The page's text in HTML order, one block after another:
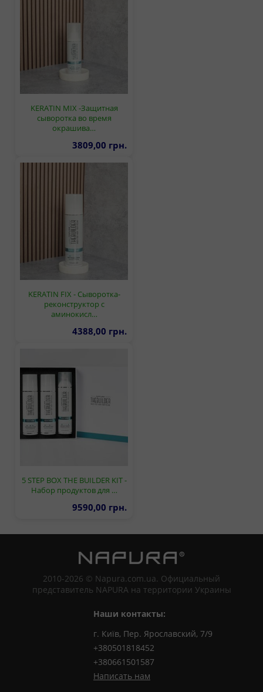
KERATIN MIX -Защитная
сыворотка во время
окрашива…
3809,00 грн.
KERATIN FIX - Сыворотка-
реконструктор с
аминокисл…
4388,00 грн.
5 STEP BOX THE BUILDER KIT -
Набор продуктов для …
9590,00 грн.
2010-2026 © Napura.com.ua. Официальный
представитель NAPURA на территории Украины
Наши контакты:
г. Київ, Пер. Ярославский, 7/9
+380501818452
+380661501587
Написать нам